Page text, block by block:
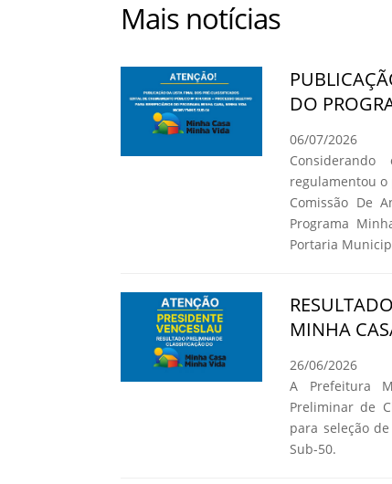
Mais notícias
DO
06/07/2026
regulamentou o
Comissão De
Programa
Portaria
MINHA
26/06/2026
A Prefeitura
Preliminar de
para seleção
Sub-50.